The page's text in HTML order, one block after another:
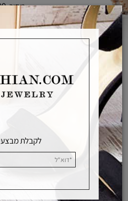
מחיר: 2,890
כמות
הוסף
לקבלת מבצעים